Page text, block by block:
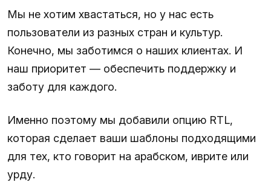
Мы не хотим хвастаться, но у нас есть
пользователи из разных стран и культур.
Конечно, мы заботимся о наших клиентах. И
наш приоритет — обеспечить поддержку и
заботу для каждого.
Именно поэтому мы добавили опцию RTL,
которая сделает ваши шаблоны подходящими
для тех, кто говорит на арабском, иврите или
урду.